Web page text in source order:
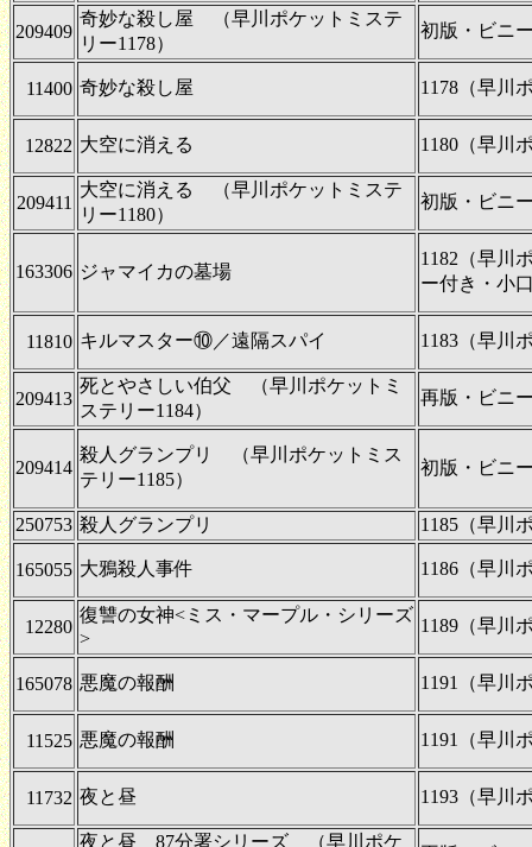
209409
奇妙な殺し屋 （早川ポケットミステ
リー1178）
初版・ビニ
11400 奇妙な殺し屋 1178（早川
12822 大空に消える 1180（早川
209411
大空に消える （早川ポケットミステ
リー1180）
初版・ビニ
163306 ジャマイカの墓場
1182（早川
ー付き・小
11810 キルマスター⑩／遠隔スパイ 1183（早川
209413
死とやさしい伯父 （早川ポケットミ
ステリー1184）
再版・ビニ
209414
殺人グランプリ （早川ポケットミス
テリー1185）
初版・ビニ
250753 殺人グランプリ 1185（早川
165055 大鴉殺人事件 1186（早川
12280
復讐の女神<ミス・マープル・シリーズ
>
1189（早川
165078 悪魔の報酬 1191（早川
11525 悪魔の報酬 1191（早川
11732 夜と昼 1193（早川
夜と昼 87分署シリーズ （早川ポケ